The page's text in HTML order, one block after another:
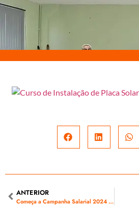
ANTERIOR
Começa a Campanha Salarial 2024 da Energisa-MS